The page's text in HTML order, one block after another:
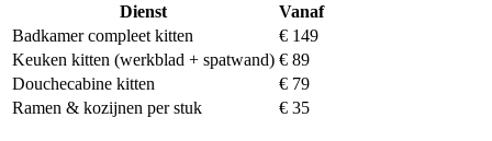
Dienst
Vanaf
Badkamer compleet kitten
€ 149
Keuken kitten (werkblad + spatwand) € 89
Douchecabine kitten
€ 79
Ramen & kozijnen per stuk
€ 35